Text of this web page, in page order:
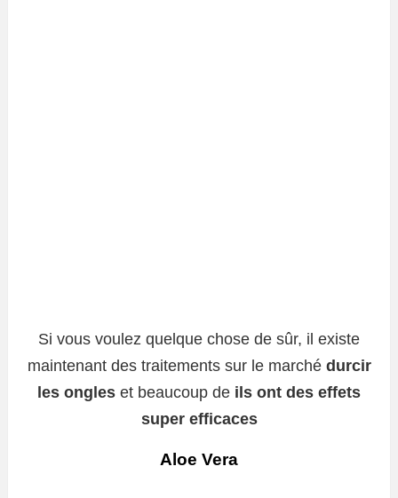
Si vous voulez quelque chose de sûr, il existe
maintenant des traitements sur le marché durcir
les ongles et beaucoup de ils ont des effets
super efficaces
Aloe Vera